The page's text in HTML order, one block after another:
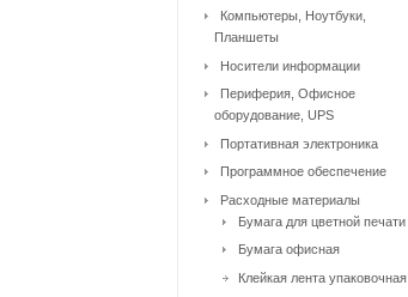
Компьютеры, Ноутбуки,
Планшеты
Носители информации
Периферия, Офисное
оборудование, UPS
Портативная электроника
Программное обеспечение
Расходные материалы
Бумага для цветной печати
Бумага офисная
Клейкая лента упаковочная